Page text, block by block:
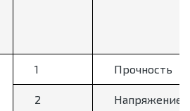
1 Прочность
2 Напряжение